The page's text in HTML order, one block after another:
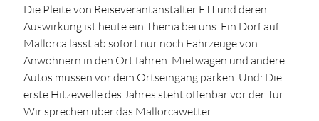
Die Pleite von Reiseverantanstalter FTI und deren
Auswirkung ist heute ein Thema bei uns. Ein Dorf auf
Mallorca lässt ab sofort nur noch Fahrzeuge von
Anwohnern in den Ort fahren. Mietwagen und andere
Autos müssen vor dem Ortseingang parken. Und: Die
erste Hitzewelle des Jahres steht offenbar vor der Tür.
Wir sprechen über das Mallorcawetter.